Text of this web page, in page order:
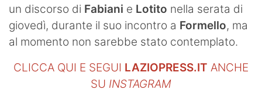
un discorso di Fabiani e Lotito nella serata di
giovedì, durante il suo incontro a Formello, ma
al momento non sarebbe stato contemplato.
CLICCA QUI E SEGUI LAZIOPRESS.IT ANCHE
SU INSTAGRAM